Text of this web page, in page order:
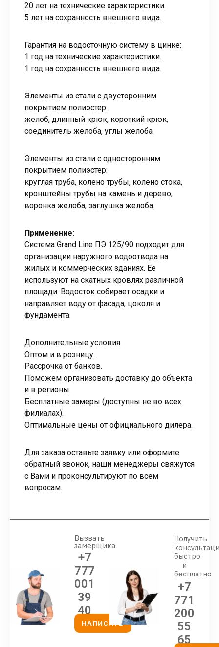
20 лет на технические характеристики.
5 лет на сохранность внешнего вида.
Гарантия на водосточную систему в цинке:
1 год на технические характеристики.
1 год на сохранность внешнего вида.
Элементы из стали с двусторонним
покрытием полиэстер:
желоб, длинный крюк, короткий крюк,
соединитель желоба, углы желоба.
Элементы из стали с односторонним
покрытием полиэстер:
круглая труба, колено трубы, колено стока,
кронштейны трубы на камень и дерево,
воронка желоба, заглушка желоба.
Применение:
Система Grand Line ПЭ 125/90 подходит для
организации наружного водоотвода на
жилых и коммерческих зданиях. Ее
используют на скатных кровлях различной
площади. Водосток собирает осадки и
направляет воду от фасада, цоколя и
фундамента.
Дополнительные условия:
Оптом и в розницу.
Рассрочка от банков.
Поможем организовать доставку до объекта
и в регионы.
Бесплатные замеры (доступны не во всех
филиалах).
Оптимальные цены от официального дилера.
Для заказа оставьте заявку или оформите
обратный звонок, наши менеджеры свяжутся
с Вами и проконсультируют по всем
вопросам.
Вызвать
замерщика
+7
777
001
39
40
НАПИСАТЬ
Получить
быстро
и
бесплатно
+7
771
200
55
65